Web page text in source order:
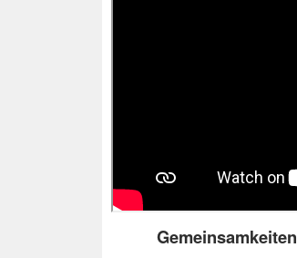
Gemeinsamkeiten